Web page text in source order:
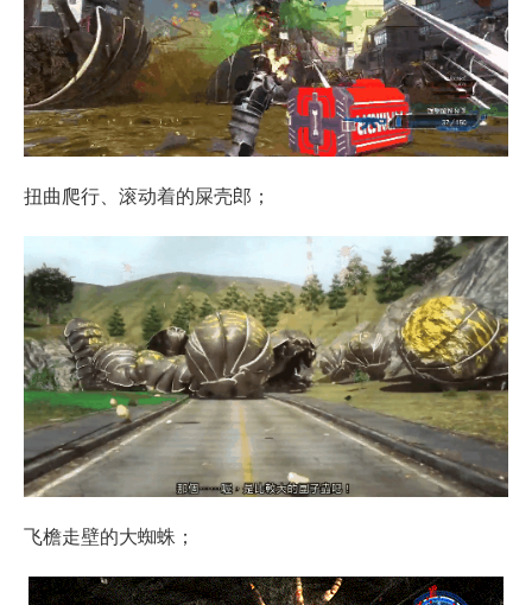
扭曲爬行、滚动着的屎壳郎；
飞檐走壁的大蜘蛛；